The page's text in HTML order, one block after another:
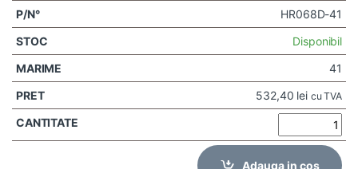
HR068D-41
Disponibil
41
532,40 lei cu TVA
Adauga in cos